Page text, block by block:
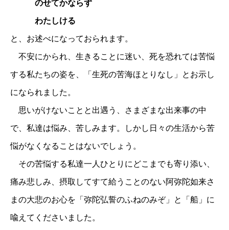
のせてかならず
わたしける
と、お述べになっておられます。
不安にかられ、生きることに迷い、死を恐れては苦悩
する私たちの姿を、「生死の苦海ほとりなし」とお示し
になられました。
思いがけないことと出遇う、さまざまな出来事の中
で、私達は悩み、苦しみます。しかし日々の生活から苦
悩がなくなることはないでしょう。
その苦悩する私達一人ひとりにどこまでも寄り添い、
痛み悲しみ、摂取してすて給うことのない阿弥陀如来さ
まの大悲のお心を「弥陀弘誓のふねのみぞ」と「船」に
喩えてくださいました。